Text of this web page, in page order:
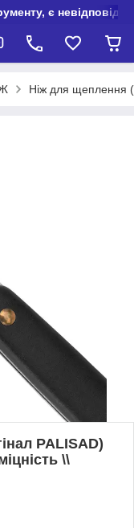
є невідповідно
Ніж для щеплення
PALISAD)
\\